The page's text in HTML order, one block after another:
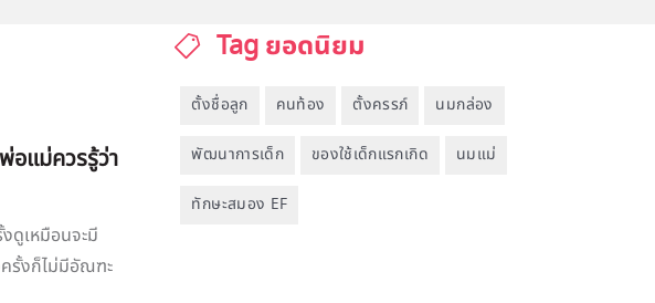
อแม่ควรรู้ว่า
ดูเหมือนจะมี
รั้งก็ไม่มีอัณฑะ
Tag ยอดนิยม
ตั้งชื่อลูก คนท้อง ตั้งครรภ์ นมกล่อง
พัฒนาการเด็ก ของใช้เด็กแรกเกิด นมแม่
ทักษะสมอง EF